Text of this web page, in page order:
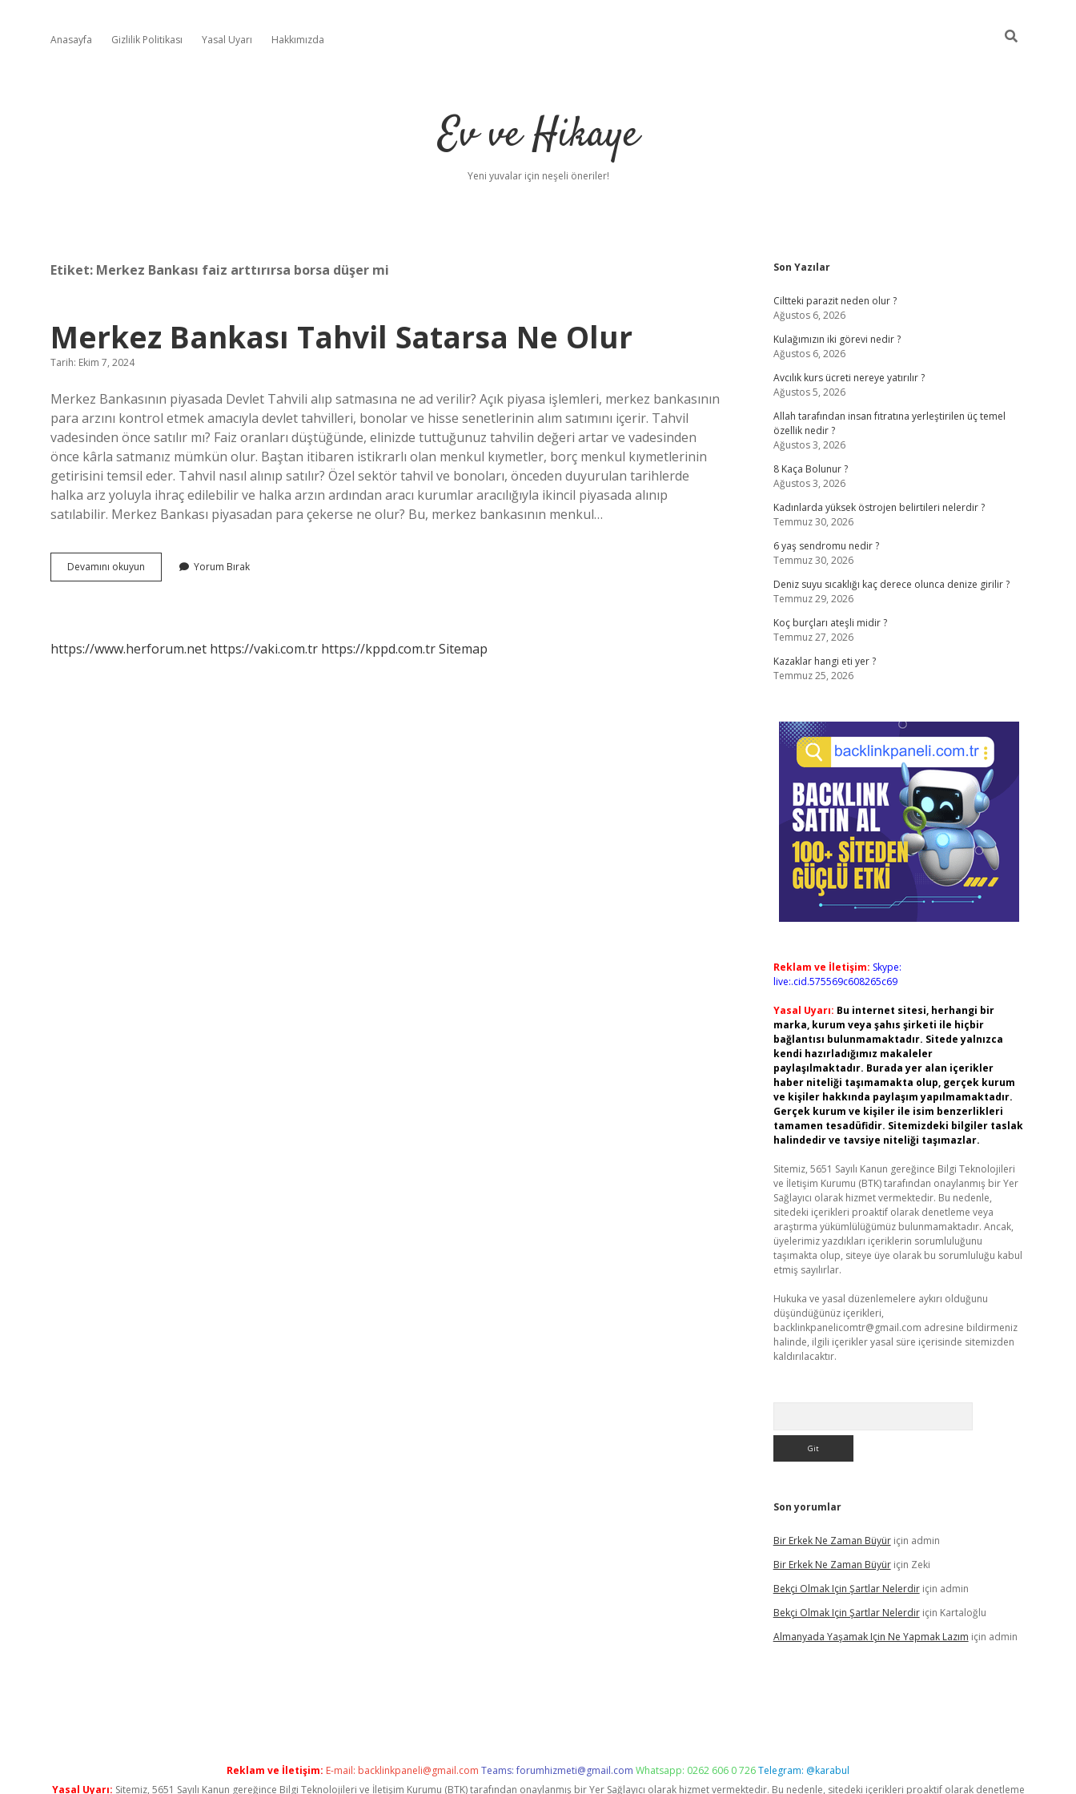
Anasayfa Gizlilik Politikası Yasal Uyarı Hakkımızda
Ev ve Hikaye
Yeni yuvalar için neşeli öneriler!
Etiket: Merkez Bankası faiz arttırırsa borsa düşer mi
Merkez Bankası Tahvil Satarsa Ne Olur
Tarih: Ekim 7, 2024
Merkez Bankasının piyasada Devlet Tahvili alıp satmasına ne ad verilir? Açık piyasa işlemleri, merkez bankasının
para arzını kontrol etmek amacıyla devlet tahvilleri, bonolar ve hisse senetlerinin alım satımını içerir. Tahvil
vadesinden önce satılır mı? Faiz oranları düştüğünde, elinizde tuttuğunuz tahvilin değeri artar ve vadesinden
önce kârla satmanız mümkün olur. Baştan itibaren istikrarlı olan menkul kıymetler, borç menkul kıymetlerinin
getirisini temsil eder. Tahvil nasıl alınıp satılır? Özel sektör tahvil ve bonoları, önceden duyurulan tarihlerde
halka arz yoluyla ihraç edilebilir ve halka arzın ardından aracı kurumlar aracılığıyla ikincil piyasada alınıp
satılabilir. Merkez Bankası piyasadan para çekerse ne olur? Bu, merkez bankasının menkul…
Devamını okuyun
Bankası
Yorum Bırak
https://www.herforum.net https://vaki.com.tr https://kppd.com.trSitemap
Sidebar
Son Yazılar
Ciltteki parazit neden olur ?
Ağustos 6, 2026
Kulağımızın iki görevi nedir ?
Ağustos 6, 2026
Avcılık kurs ücreti nereye yatırılır ?
Ağustos 5, 2026
Allah tarafından insan fıtratına yerleştirilen üç temel
özellik nedir ?
Ağustos 3, 2026
8 Kaça Bolunur ?
Ağustos 3, 2026
Kadınlarda yüksek östrojen belirtileri nelerdir ?
Temmuz 30, 2026
6 yaş sendromu nedir ?
Temmuz 30, 2026
Deniz suyu sıcaklığı kaç derece olunca denize girilir ?
Temmuz 29, 2026
Koç burçları ateşli midir ?
Temmuz 27, 2026
Kazaklar hangi eti yer ?
Temmuz 25, 2026
Reklam ve İletişim: Skype:
live:.cid.575569c608265c69
Yasal Uyarı: Bu internet sitesi, herhangi bir
marka, kurum veya şahıs şirketi ile hiçbir
bağlantısı bulunmamaktadır. Sitede yalnızca
kendi hazırladığımız makaleler
paylaşılmaktadır. Burada yer alan içerikler
haber niteliği taşımamakta olup, gerçek kurum
ve kişiler hakkında paylaşım yapılmamaktadır.
Gerçek kurum ve kişiler ile isim benzerlikleri
tamamen tesadüfidir. Sitemizdeki bilgiler taslak
halindedir ve tavsiye niteliği taşımazlar.
Sitemiz, 5651 Sayılı Kanun gereğince Bilgi Teknolojileri
ve İletişim Kurumu (BTK) tarafından onaylanmış bir Yer
Sağlayıcı olarak hizmet vermektedir. Bu nedenle,
sitedeki içerikleri proaktif olarak denetleme veya
araştırma yükümlülüğümüz bulunmamaktadır. Ancak,
üyelerimiz yazdıkları içeriklerin sorumluluğunu
taşımakta olup, siteye üye olarak bu sorumluluğu kabul
etmiş sayılırlar.
Hukuka ve yasal düzenlemelere aykırı olduğunu
düşündüğünüz içerikleri,
backlinkpanelicomtr@gmail.com adresine bildirmeniz
halinde, ilgili içerikler yasal süre içerisinde sitemizden
kaldırılacaktır.
Son yorumlar
Bir Erkek Ne Zaman Büyüriçin admin
Bir Erkek Ne Zaman Büyüriçin Zeki
Bekçi Olmak Için Şartlar Nelerdiriçin admin
Bekçi Olmak Için Şartlar Nelerdiriçin Kartaloğlu
Almanyada Yaşamak Için Ne Yapmak Lazım için admin
Reklam ve İletişim: E-mail: backlinkpaneli@gmail.com Teams:forumhizmeti@gmail.com Whatsapp: 0262 606 0 726Telegram: @karabul
Yasal Uyarı: Sitemiz, 5651 Sayılı Kanun gereğince Bilgi Teknolojileri ve İletişim Kurumu (BTK) tarafından onaylanmış bir Yer Sağlayıcı olarak hizmet vermektedir. Bu nedenle, sitedeki içerikleri proaktif olarak denetleme